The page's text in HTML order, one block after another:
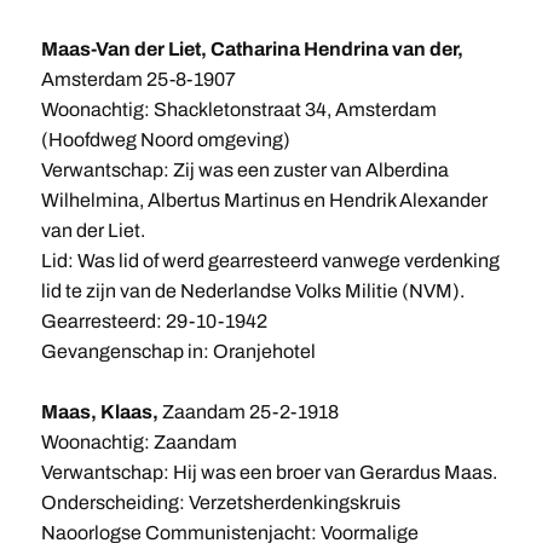
Maas-Van der Liet, Catharina Hendrina van der,
Amsterdam 25-8-1907
Woonachtig: Shackletonstraat 34, Amsterdam
(Hoofdweg Noord omgeving)
Verwantschap: Zij was een zuster van Alberdina
Wilhelmina, Albertus Martinus en Hendrik Alexander
van der Liet.
Lid: Was lid of werd gearresteerd vanwege verdenking
lid te zijn van de Nederlandse Volks Militie (NVM).
Gearresteerd: 29-10-1942
Gevangenschap in: Oranjehotel
Maas, Klaas, Zaandam 25-2-1918
Woonachtig: Zaandam
Verwantschap: Hij was een broer van Gerardus Maas.
Onderscheiding: Verzetsherdenkingskruis
Naoorlogse Communistenjacht: Voormalige